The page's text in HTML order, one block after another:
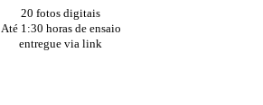
20 fotos digitais
Até 1:30 horas de ensaio
entregue via link